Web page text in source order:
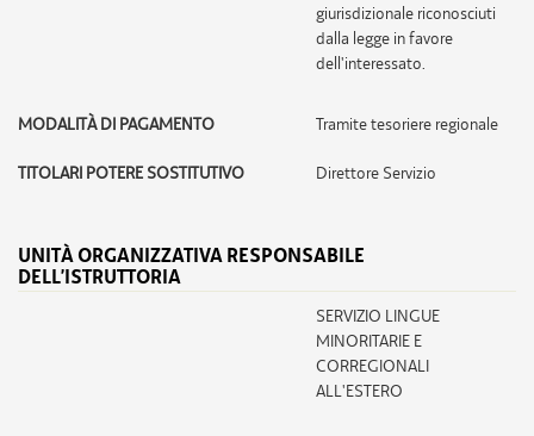
giurisdizionale riconosciuti
dalla legge in favore
dell'interessato.
MODALITÀ DI PAGAMENTO Tramite tesoriere regionale
TITOLARI POTERE SOSTITUTIVO Direttore Servizio
UNITÀ ORGANIZZATIVA RESPONSABILE
DELL’ISTRUTTORIA
SERVIZIO LINGUE
MINORITARIE E
CORREGIONALI
ALL'ESTERO